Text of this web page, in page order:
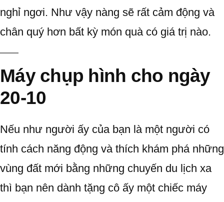
nghỉ ngơi. Như vậy nàng sẽ rất cảm động và
chân quý hơn bất kỳ món quà có giá trị nào.
Máy chụp hình cho ngày
20-10
Nếu như người ấy của bạn là một người có
tính cách năng động và thích khám phá những
vùng đất mới bằng những chuyến du lịch xa
thì bạn nên dành tặng cô ấy một chiếc máy